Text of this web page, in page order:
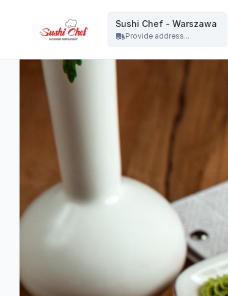
Sushi Chef - Warszawa
Provide address...